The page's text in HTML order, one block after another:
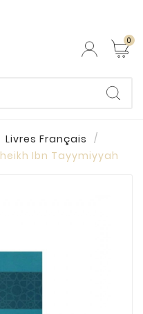
0
Livres Français
Sheikh Ibn Tayymiyyah